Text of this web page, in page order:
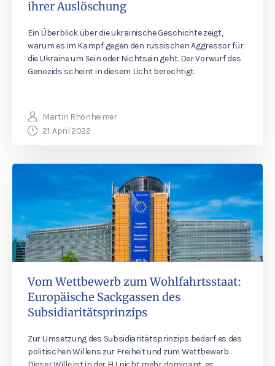
ihrer Auslöschung
Ein Überblick über die ukrainische Geschichte zeigt,
warum es im Kampf gegen den russischen Aggressor für
die Ukraine um Sein oder Nichtsein geht. Der Vorwurf des
Genozids scheint in diesem Licht berechtigt.
Martin Rhonheimer
21. April 2022
Vom Wettbewerb zum Wohlfahrtsstaat:
Europäische Sackgassen des
Subsidiaritätsprinzips
Zur Umsetzung des Subsidiaritätsprinzips bedarf es des
politischen Willens zur Freiheit und zum Wettbewerb .